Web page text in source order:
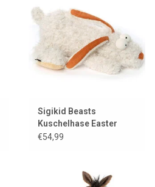
Sigikid Beasts
Kuschelhase Easter
Beaster / Beaststown
€54,99